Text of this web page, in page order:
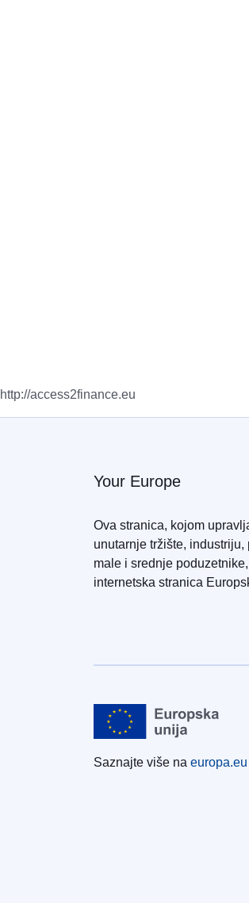
http://access2finance.eu
Your Europe
Ova stranica, kojom
unutarnje tržište, industriju,
male i srednje
internetska stranica
Saznajte više na europa.eu